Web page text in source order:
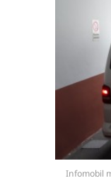
Infomobil